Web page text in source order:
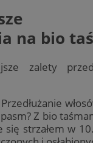
na bio
zalety
Przedłużanie
Z bio
się strzałem w